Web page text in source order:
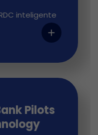
inteligente
add
Pilots